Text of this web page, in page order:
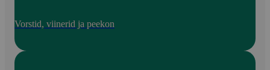
Vorstid, viinerid ja peekon